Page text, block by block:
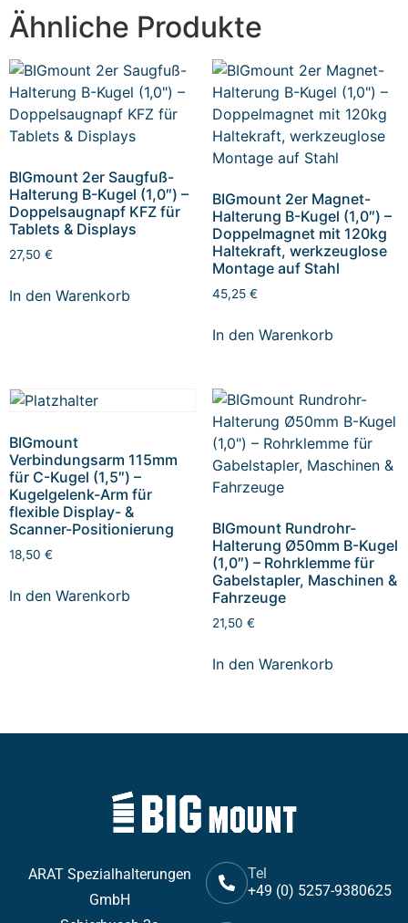
Ähnliche Produkte
BIGmount 2er Saugfuß-
Halterung B-Kugel (1,0″) –
Doppelsaugnapf KFZ für
Tablets & Displays
27,50 €
In den Warenkorb
BIGmount 2er Magnet-
Halterung B-Kugel (1,0″) –
Doppelmagnet mit 120kg
Haltekraft, werkzeuglose
Montage auf Stahl
45,25 €
In den Warenkorb
BIGmount
Verbindungsarm 115mm
für C-Kugel (1,5″) –
Kugelgelenk-Arm für
flexible Display- &
Scanner-Positionierung
18,50 €
In den Warenkorb
BIGmount Rundrohr-
Halterung Ø50mm B-Kugel
(1,0″) – Rohrklemme für
Gabelstapler, Maschinen &
Fahrzeuge
21,50 €
In den Warenkorb
ARAT Spezialhalterungen
GmbH
Tel
+49 (0) 5257-9380625